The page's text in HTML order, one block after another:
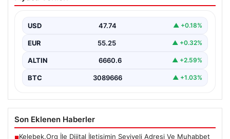
USD 47.74 ▲ +0.18%
EUR 55.25 ▲ +0.32%
ALTIN 6660.6 ▲ +2.59%
BTC 3089666 ▲ +1.03%
Son Eklenen Haberler
■Kelebek.Org İle Dijital İletişimin Seviyeli Adresi Ve Muhabbet